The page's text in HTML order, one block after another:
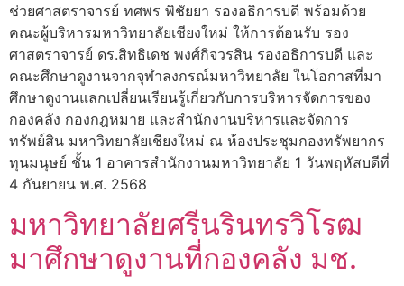
ช่วยศาสตราจารย์ ทศพร พิชัยยา รองอธิการบดี พร้อมด้วย
คณะผู้บริหารมหาวิทยาลัยเชียงใหม่ ให้การต้อนรับ รอง
ศาสตราจารย์ ดร.สิทธิเดช พงศ์กิจวรสิน รองอธิการบดี และ
คณะศึกษาดูงานจากจุฬาลงกรณ์มหาวิทยาลัย ในโอกาสที่มา
ศึกษาดูงานแลกเปลี่ยนเรียนรู้เกี่ยวกับการบริหารจัดการของ
กองคลัง กองกฎหมาย และสำนักงานบริหารและจัดการ
ทรัพย์สิน มหาวิทยาลัยเชียงใหม่ ณ ห้องประชุมกองทรัพยากร
ทุนมนุษย์ ชั้น 1 อาคารสำนักงานมหาวิทยาลัย 1 วันพฤหัสบดีที่
4 กันยายน พ.ศ. 2568
มหาวิทยาลัยศรีนรินทรวิโรฒ
มาศึกษาดูงานที่กองคลัง มช.